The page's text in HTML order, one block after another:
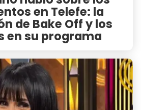
en Telefe: la
de Bake Off y los
en su programa